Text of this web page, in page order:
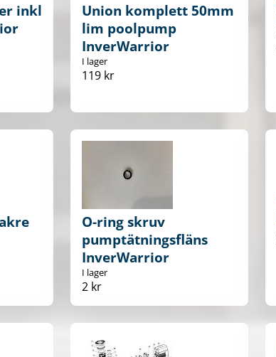
inkl
Union komplett 50mm
lim poolpump
InverWarrior
I lager
119 kr
O-ring skruv
pumptätningsfläns
InverWarrior
I lager
2 kr